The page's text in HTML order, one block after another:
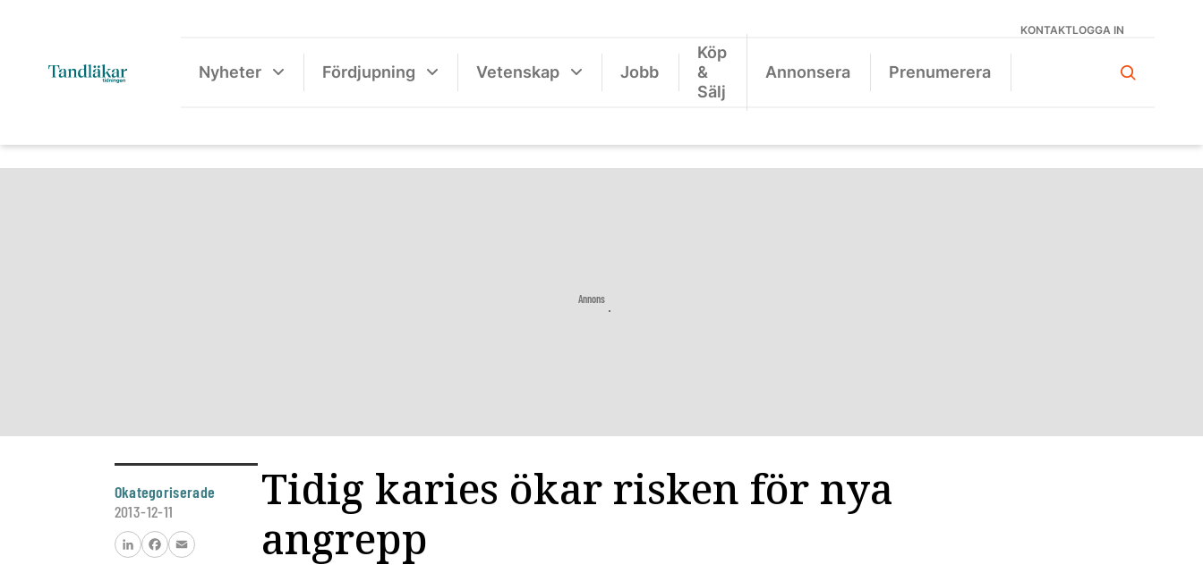
KONTAKTLOGGA IN
Nyheter Fördjupning Vetenskap Jobb
Köp
&
Sälj
Annonsera Prenumerera
Annons
Okategoriserade
2013-12-11
FacebookEmail
Tidig karies ökar risken för nya
angrepp